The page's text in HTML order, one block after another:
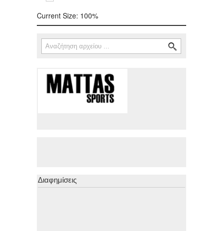
Current Size: 100%
Φόρμα αναζήτησης
Αναζήτηση
Διαφημίσεις